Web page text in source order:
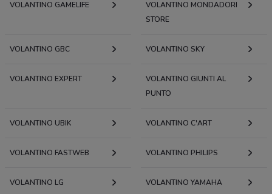
VOLANTINO GAMELIFE
VOLANTINO MONDADORI
STORE
VOLANTINO GBC VOLANTINO SKY
VOLANTINO EXPERT
VOLANTINO GIUNTI AL
PUNTO
VOLANTINO UBIK VOLANTINO C'ART
VOLANTINO FASTWEB VOLANTINO PHILIPS
VOLANTINO LG VOLANTINO YAMAHA